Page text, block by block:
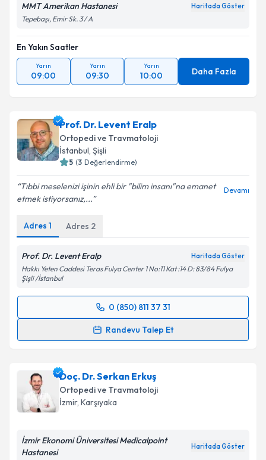
MMT Amerikan Hastanesi Haritada Göster
Tepebaşı, Emir Sk. 3 / A
En Yakın Saatler
Yarın
09:00
Yarın
09:30
Yarın
10:00 Daha Fazla
Prof. Dr. Levent Eralp
Ortopedi ve Travmatoloji
İstanbul, Şişli
5 (3 Değerlendirme)
Tıbbi meselenizi işinin ehli bir "bilim insanı"na emanet
etmek istiyorsanız,...
Devamı
Adres 1 Adres 2
Prof. Dr. Levent Eralp Haritada Göster
Hakkı Yeten Caddesi Teras Fulya Center 1 No:11 Kat :14 D: 83/84 Fulya
Şişli /İstanbul
0 (850) 811 37 31
Randevu Talep Et
Randevu Takvimi Talebi
takvim hazırlandığında e-posta ile bilgilendireceğiz.
E-posta Adresiniz
Doç. Dr. Serkan Erkuş
Ortopedi ve Travmatoloji
İzmir, Karşıyaka
İzmir Ekonomi Üniversitesi Medicalpoint
Hastanesi
Haritada Göster